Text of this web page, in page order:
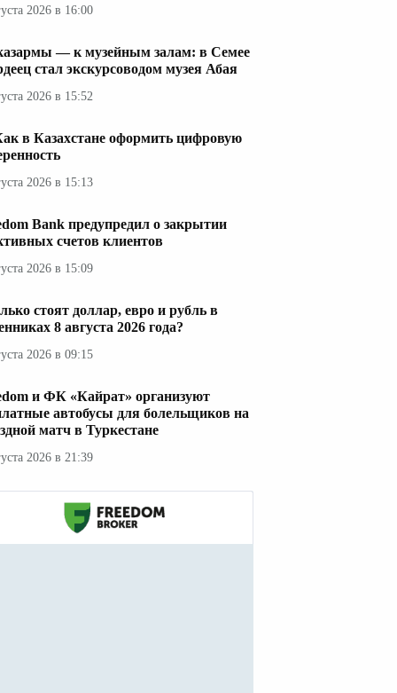
2026 в 16:00
— к музейным залам: в Семее
стал экскурсоводом музея Абая
2026 в 15:52
в Казахстане оформить цифровую
2026 в 15:13
Bank предупредил о закрытии
счетов клиентов
2026 в 15:09
стоят доллар, евро и рубль в
8 августа 2026 года?
2026 в 09:15
и ФК «Кайрат» организуют
автобусы для болельщиков на
матч в Туркестане
2026 в 21:39